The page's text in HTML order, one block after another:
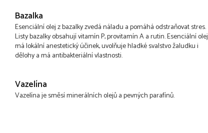
Bazalka
Esenciální olej z bazalky zvedá náladu a pomáhá odstraňovat stres.
Listy bazalky obsahují vitamín P, provitamín A a rutin. Esenciální olej
má lokální anestetický účinek, uvolňuje hladké svalstvo žaludku i
dělohy a má antibakteriální vlastnosti.
Vazelína
Vazelína je směsí minerálních olejů a pevných parafínů.